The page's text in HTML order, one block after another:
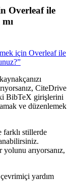
Overleaf ile
için Overleaf ile
CiteDrive
BibTeX girişlerini
ve düzenlemek
farklı stillerde
arıyorsanız,
yardım